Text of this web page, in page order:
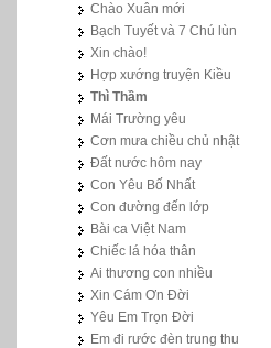
Chào Xuân mới
Bạch Tuyết và 7 Chú lùn
Xin chào!
Hợp xướng truyện Kiều
Thì Thầm
Mái Trường yêu
Cơn mưa chiều chủ nhật
Đất nước hôm nay
Con Yêu Bố Nhất
Con đường đến lớp
Bài ca Việt Nam
Chiếc lá hóa thân
Ai thương con nhiều
Xin Cám Ơn Đời
Yêu Em Trọn Đời
Em đi rước đèn trung thu